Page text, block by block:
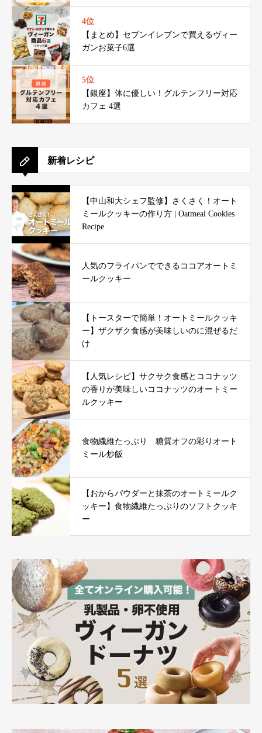
4位
【まとめ】セブンイレブンで買えるヴィー
ガンお菓子6選
5位
【銀座】体に優しい！グルテンフリー対応
カフェ 4選
新着レシピ
【中山和大シェフ監修】さくさく！オート
ミールクッキーの作り方 | Oatmeal Cookies
Recipe
人気のフライパンでできるココアオートミ
ールクッキー
【トースターで簡単！オートミールクッキ
ー】ザクザク食感が美味しいのに混ぜるだ
け
【人気レシピ】サクサク食感とココナッツ
の香りが美味しいココナッツのオートミー
ルクッキー
食物繊維たっぷり 糖質オフの彩りオート
ミール炒飯
【おからパウダーと抹茶のオートミールク
ッキー】食物繊維たっぷりのソフトクッキ
ー